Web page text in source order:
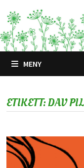
till
innehåll
MENY
ETIKETT:DAV